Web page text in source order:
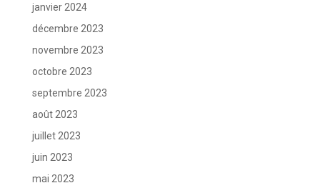
janvier 2024
décembre 2023
novembre 2023
octobre 2023
septembre 2023
août 2023
juillet 2023
juin 2023
mai 2023